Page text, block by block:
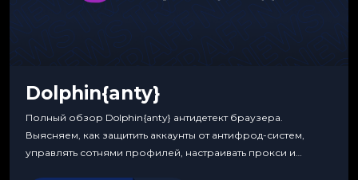
Dolphin{anty}
Полный обзор Dolphin{anty} антидетект браузера.
Выясняем, как защитить аккаунты от антифрод-систем,
управлять сотнями профилей, настраивать прокси и